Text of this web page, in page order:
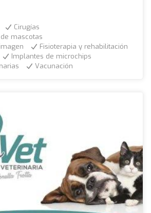
Cirugías
mascotas
Fisioterapia y rehabilitación
Implantes de microchips
Vacunación